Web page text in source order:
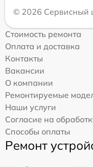
© 2026 Сервисный
Стоимость ремонта
Оплата и доставка
Контакты
Вакансии
О компании
Ремонтируемые
Наши услуги
Согласие на
Способы оплаты
Ремонт